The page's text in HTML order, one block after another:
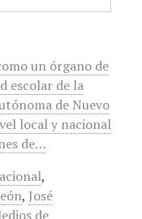
un órgano de
escolar de la
de Nuevo
local y nacional
de…
,
, José
de